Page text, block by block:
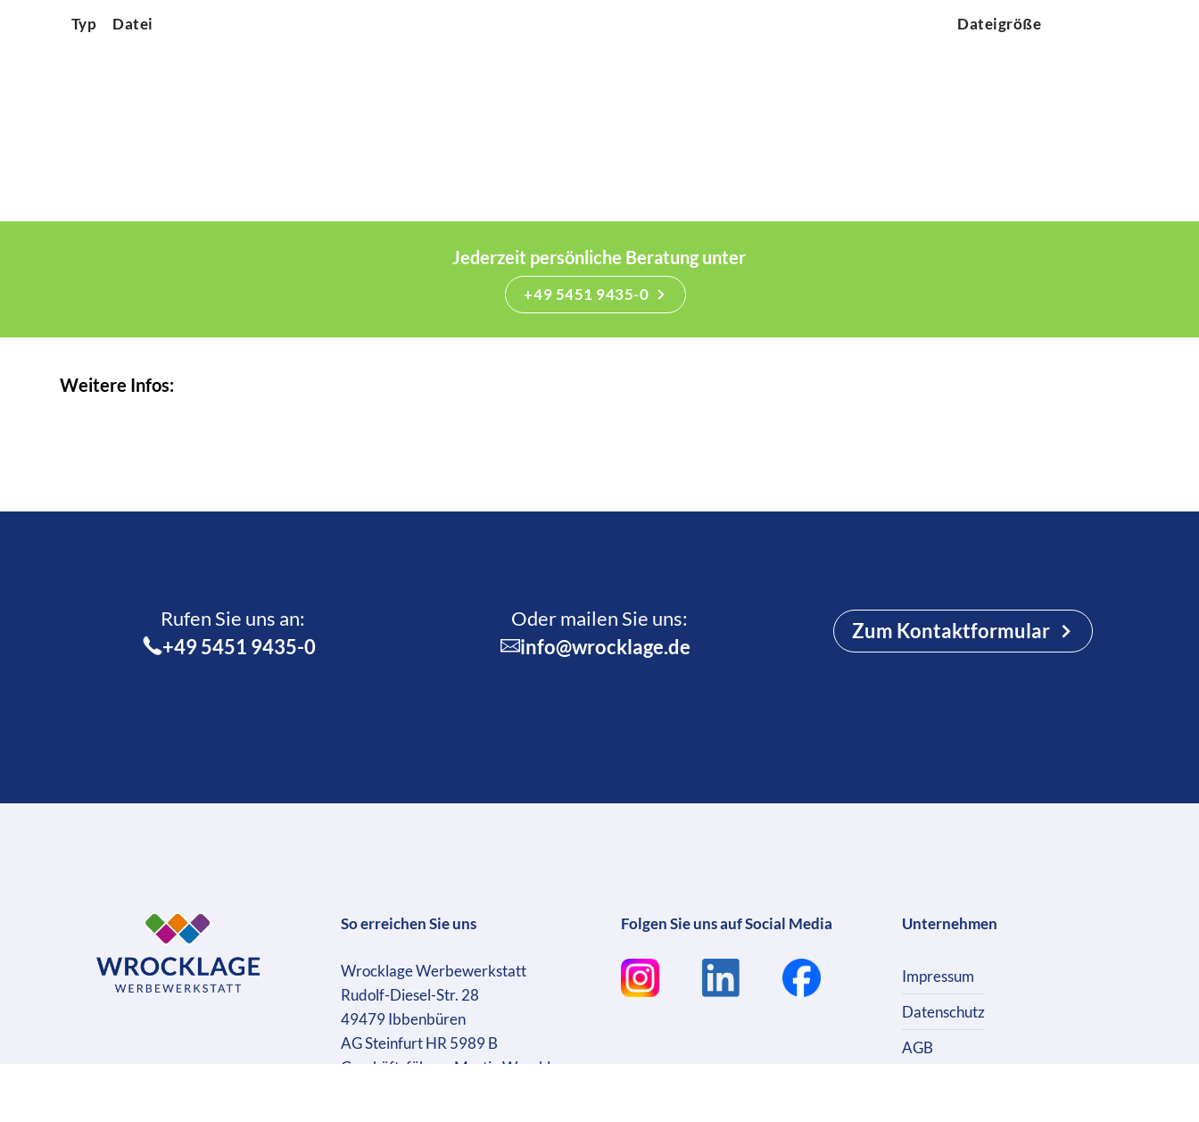
Typ Datei Dateigröße
Jederzeit persönliche Beratung unter
+49 5451 9435-0
Weitere Infos:
Rufen Sie uns an:­
+49 5451 9435-0
Oder mailen Sie uns:
info@wrocklage.de
Zum Kontaktformular
So erreichen Sie uns
Wrocklage Werbewerkstatt
Rudolf-Diesel-Str. 28
49479 Ibbenbüren
AG Steinfurt HR 5989 B
Geschäftsführer: Martin Wrocklage
Folgen Sie uns auf Social Media Unternehmen
Impressum
Datenschutz
AGB